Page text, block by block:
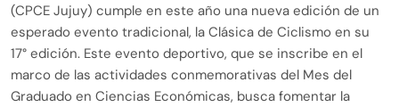
(CPCE Jujuy) cumple en este año una nueva edición de un
esperado evento tradicional, la Clásica de Ciclismo en su
17° edición. Este evento deportivo, que se inscribe en el
marco de las actividades conmemorativas del Mes del
Graduado en Ciencias Económicas, busca fomentar la